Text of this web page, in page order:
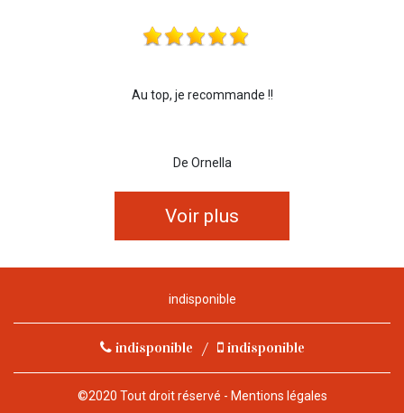
Au top, je recommande !!
De Ornella
Voir plus
indisponible
indisponible / indisponible
©2020 Tout droit réservé - Mentions légales